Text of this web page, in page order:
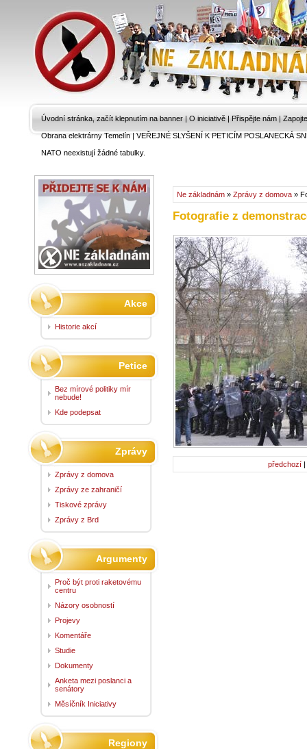
Úvodní stránka, začít klepnutím na banner | O iniciativě | Přispějte nám |
Obrana elektrárny Temelín|VEŘEJNÉ SLYŠENÍ K PETICÍM POSLANECKÁ
NATO neexistují žádné tabulky.
Ne základnám » Zprávy z domova »
Fotografie z
předchozí |
Akce
Historie akcí
Petice
Bez mírové politiky mír
nebude!
Kde podepsat
Zprávy
Zprávy z domova
Zprávy ze zahraničí
Tiskové zprávy
Zprávy z Brd
Argumenty
Proč být proti raketovému
centru
Názory osobností
Projevy
Komentáře
Studie
Dokumenty
Anketa mezi poslanci a
senátory
Měsíčník Iniciativy
Regiony